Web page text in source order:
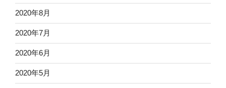
2020年8月
2020年7月
2020年6月
2020年5月